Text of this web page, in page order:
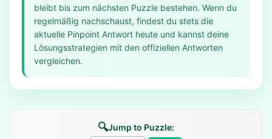
bleibt bis zum nächsten Puzzle bestehen. Wenn du
regelmäßig nachschaust, findest du stets die
aktuelle Pinpoint Antwort heute und kannst deine
Lösungsstrategien mit den offiziellen Antworten
vergleichen.
🔍Jump to Puzzle: